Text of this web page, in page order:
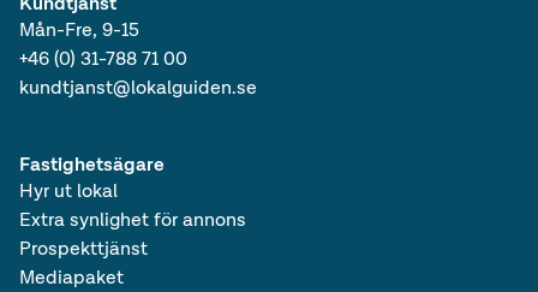
Mån-Fre, 9-15
+46 (0) 31-788 71 00
kundtjanst@lokalguiden.se
Fastighetsägare
Hyr ut lokal
Extra synlighet för annons
Prospekttjänst
Mediapaket